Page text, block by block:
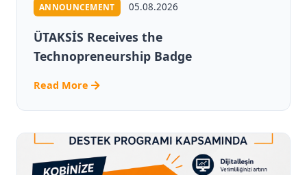
ANNOUNCEMENT 05.08.2026
ÜTAKSİS Receives the
Technopreneurship Badge
Read More